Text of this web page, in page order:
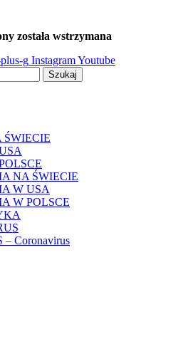
wstrzymana
g InstagramYoutube
Szukaj
NA ŚWIECIE
W USA
W POLSCE
– Coronavirus